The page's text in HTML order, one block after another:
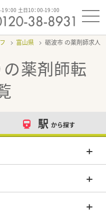
：00 土日10：00-19：00
富山県 砺波市
の薬剤師転
駅 から探す